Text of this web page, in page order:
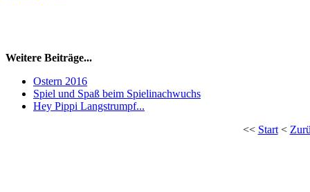
Weitere Beiträge...
Ostern 2016
Spiel und Spaß beim Spielinachwuchs
Hey Pippi Langstrumpf...
<< Start<